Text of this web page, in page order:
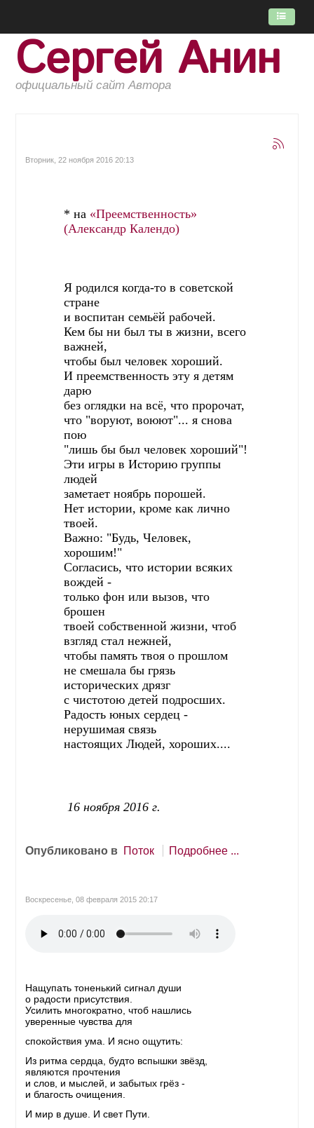
Сергей Анин
официальный сайт Автора
ГЛАВНАЯ
ПОТОК
Вторник, 22 ноября 2016 20:13
* на «Преемственность»
(Александр Календо)
Я родился когда-то в советской
стране
и воспитан семьёй рабочей.
Кем бы ни был ты в жизни, всего
важней,
чтобы был человек хороший.
И преемственность эту я детям
дарю
без оглядки на всё, что пророчат,
что "воруют, воюют"... я снова
пою
"лишь бы был человек хороший"!
Эти игры в Историю группы
людей
заметает ноябрь порошей.
Нет истории, кроме как лично
твоей.
Важно: "Будь, Человек,
хорошим!"
Согласись, что истории всяких
вождей -
только фон или вызов, что
брошен
твоей собственной жизни, чтоб
взгляд стал нежней,
чтобы память твоя о прошлом
не смешала бы грязь
исторических дрязг
с чистотою детей подросших.
Радость юных сердец -
нерушимая связь
настоящих Людей, хороших....
16 ноября 2016 г.
Опубликовано в Поток Подробнее ...
Воскресенье, 08 февраля 2015 20:17
Нащупать тоненький сигнал души
о радости присутствия.
Усилить многократно, чтоб нашлись
уверенные чувства для
спокойствия ума. И ясно ощутить:
Из ритма сердца, будто вспышки звёзд,
являются прочтения
и слов, и мыслей, и забытых грёз -
и благость очищения.
И мир в душе. И свет Пути.